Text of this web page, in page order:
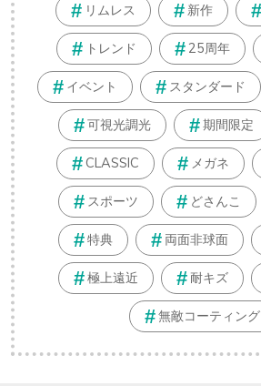
リムレス 新作
トレンド 25周年
イベント スタンダード
可視光調光 期間限定
CLASSIC メガネ
スポーツ どさんこ
特典 両面非球面
極上遠近 耐キズ
無敵コーティング